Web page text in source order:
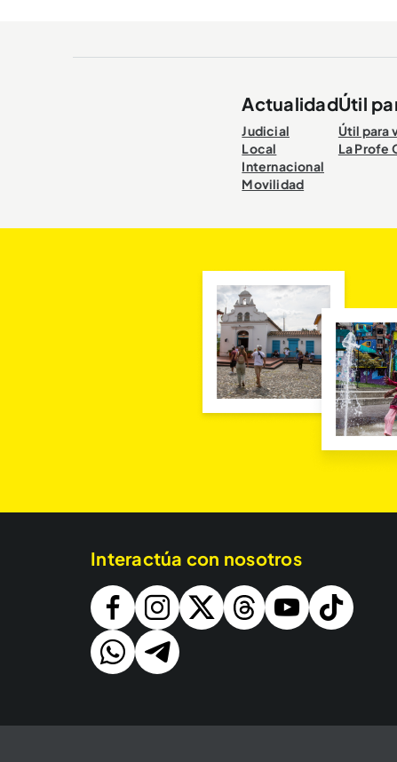
Actualidad
Judicial
Local
Internacional
Movilidad
Útil
Útil para
La Profe
Interactúa con nosotros